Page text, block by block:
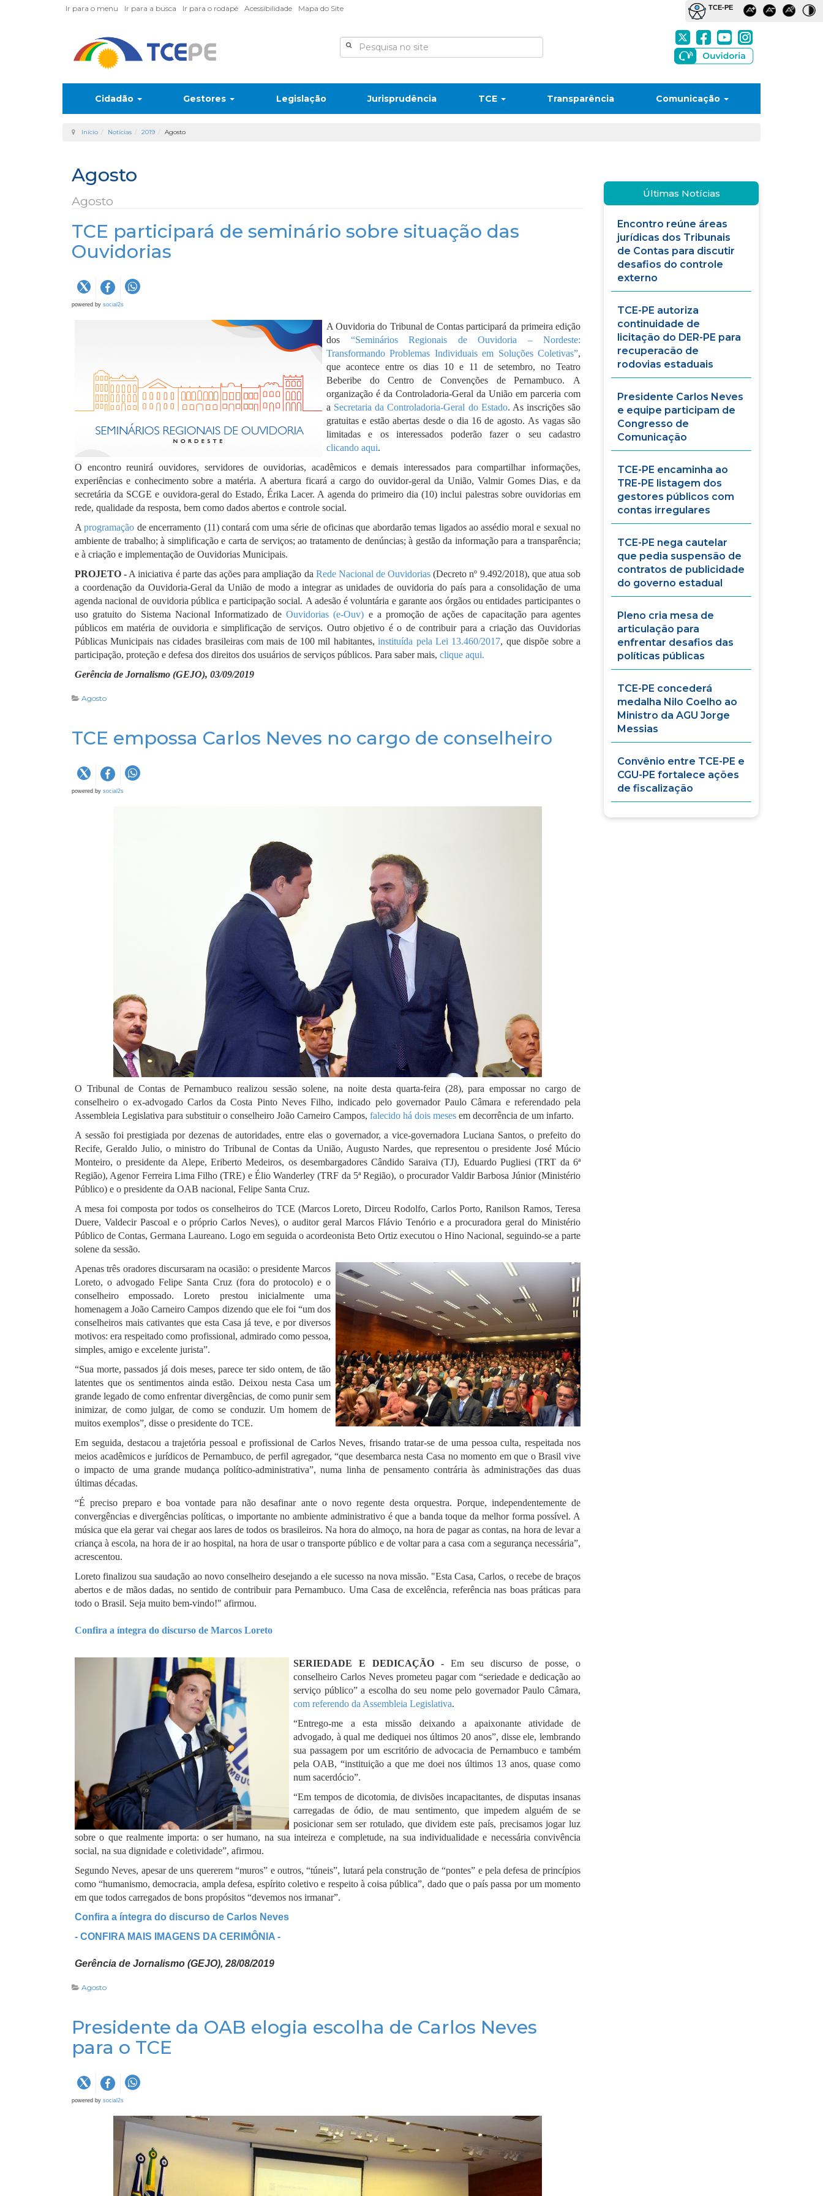
Ir para o menu Ir para a busca Ir para o rodapé Acessibilidade Mapa do Site
Cidadão Gestores Legislação Jurisprudência TCE Transparência Comunicação
Início Notícias 2019 Agosto
Agosto
Agosto
TCE participará de seminário sobre situação das
Ouvidorias
powered by social2s
A Ouvidoria do Tribunal de Contas participará da primeira edição
dos “Seminários Regionais de Ouvidoria – Nordeste:
Transformando Problemas Individuais em Soluções Coletivas”,
que acontece entre os dias 10 e 11 de setembro, no Teatro
Beberibe do Centro de Convenções de Pernambuco. A
organização é da Controladoria-Geral da União em parceria com
a Secretaria da Controladoria-Geral do Estado. As inscrições são
gratuitas e estão abertas desde o dia 16 de agosto. As vagas são
limitadas e os interessados poderão fazer o seu cadastro
clicando aqui.
O encontro reunirá ouvidores, servidores de ouvidorias, acadêmicos e demais interessados para compartilhar informações,
experiências e conhecimento sobre a matéria. A abertura ficará a cargo do ouvidor-geral da União, Valmir Gomes Dias, e da
secretária da SCGE e ouvidora-geral do Estado, Érika Lacer. A agenda do primeiro dia (10) inclui palestras sobre ouvidorias em
rede, qualidade da resposta, bem como dados abertos e controle social.
Aprogramação de encerramento (11) contará com uma série de oficinas que abordarão temas ligados ao assédio moral e sexual no
ambiente de trabalho; à simplificação e carta de serviços; ao tratamento de denúncias; à gestão da informação para a transparência;
e à criação e implementação de Ouvidorias Municipais.
PROJETO - A iniciativa é parte das ações para ampliação da Rede Nacional de Ouvidorias (Decreto nº 9.492/2018), que atua sob
a coordenação da Ouvidoria-Geral da União de modo a integrar as unidades de ouvidoria do país para a consolidação de uma
agenda nacional de ouvidoria pública e participação social. A adesão é voluntária e garante aos órgãos ou entidades participantes o
uso gratuito do Sistema Nacional Informatizado deOuvidorias (e-Ouv) e a promoção de ações de capacitação para agentes
públicos em matéria de ouvidoria e simplificação de serviços. Outro objetivo é o de contribuir para a criação das Ouvidorias
Públicas Municipais nas cidades brasileiras com mais de 100 mil habitantes,instituída pela Lei 13.460/2017, que dispõe sobre a
participação, proteção e defesa dos direitos dos usuários de serviços públicos. Para saber mais, clique aqui.
Gerência de Jornalismo (GEJO), 03/09/2019
Agosto
TCE empossa Carlos Neves no cargo de conselheiro
powered by social2s
O Tribunal de Contas de Pernambuco realizou sessão solene, na noite desta quarta-feira (28), para empossar no cargo de
conselheiro o ex-advogado Carlos da Costa Pinto Neves Filho, indicado pelo governador Paulo Câmara e referendado pela
Assembleia Legislativa para substituir o conselheiro João Carneiro Campos, falecido há dois meses em decorrência de um infarto.
A sessão foi prestigiada por dezenas de autoridades, entre elas o governador, a vice-governadora Luciana Santos, o prefeito do
Recife, Geraldo Julio, o ministro do Tribunal de Contas da União, Augusto Nardes, que representou o presidente José Múcio
Monteiro, o presidente da Alepe, Eriberto Medeiros, os desembargadores Cândido Saraiva (TJ), Eduardo Pugliesi (TRT da 6ª
Região), Agenor Ferreira Lima Filho (TRE) e Élio Wanderley (TRF da 5ª Região), o procurador Valdir Barbosa Júnior (Ministério
Público) e o presidente da OAB nacional, Felipe Santa Cruz.
A mesa foi composta por todos os conselheiros do TCE (Marcos Loreto, Dirceu Rodolfo, Carlos Porto, Ranilson Ramos, Teresa
Duere, Valdecir Pascoal e o próprio Carlos Neves), o auditor geral Marcos Flávio Tenório e a procuradora geral do Ministério
Público de Contas, Germana Laureano. Logo em seguida o acordeonista Beto Ortiz executou o Hino Nacional, seguindo-se a parte
solene da sessão.
Apenas três oradores discursaram na ocasião: o presidente Marcos
Loreto, o advogado Felipe Santa Cruz (fora do protocolo) e o
conselheiro empossado. Loreto prestou inicialmente uma
homenagem a João Carneiro Campos dizendo que ele foi “um dos
conselheiros mais cativantes que esta Casa já teve, e por diversos
motivos: era respeitado como profissional, admirado como pessoa,
simples, amigo e excelente jurista”.
“Sua morte, passados já dois meses, parece ter sido ontem, de tão
latentes que os sentimentos ainda estão. Deixou nesta Casa um
grande legado de como enfrentar divergências, de como punir sem
inimizar, de como julgar, de como se conduzir. Um homem de
muitos exemplos”, disse o presidente do TCE.
Em seguida, destacou a trajetória pessoal e profissional de Carlos Neves, frisando tratar-se de uma pessoa culta, respeitada nos
meios acadêmicos e jurídicos de Pernambuco, de perfil agregador, “que desembarca nesta Casa no momento em que o Brasil vive
o impacto de uma grande mudança político-administrativa”, numa linha de pensamento contrária às administrações das duas
últimas décadas.
“É preciso preparo e boa vontade para não desafinar ante o novo regente desta orquestra. Porque, independentemente de
convergências e divergências políticas, o importante no ambiente administrativo é que a banda toque da melhor forma possível. A
música que ela gerar vai chegar aos lares de todos os brasileiros. Na hora do almoço, na hora de pagar as contas, na hora de levar a
criança à escola, na hora de ir ao hospital, na hora de usar o transporte público e de voltar para a casa com a segurança necessária”,
acrescentou.
Loreto finalizou sua saudação ao novo conselheiro desejando a ele sucesso na nova missão. "Esta Casa, Carlos, o recebe de braços
abertos e de mãos dadas, no sentido de contribuir para Pernambuco. Uma Casa de excelência, referência nas boas práticas para
todo o Brasil. Seja muito bem-vindo!" afirmou.
Confira a íntegra do discurso de Marcos Loreto
SERIEDADE E DEDICAÇÃO - Em seu discurso de posse, o
conselheiro Carlos Neves prometeu pagar com “seriedade e dedicação ao
serviço público” a escolha do seu nome pelo governador Paulo Câmara,
com referendo da Assembleia Legislativa.
“Entrego-me a esta missão deixando a apaixonante atividade de
advogado, à qual me dediquei nos últimos 20 anos”, disse ele, lembrando
sua passagem por um escritório de advocacia de Pernambuco e também
pela OAB, “instituição a que me doei nos últimos 13 anos, quase como
num sacerdócio”.
“Em tempos de dicotomia, de divisões incapacitantes, de disputas insanas
carregadas de ódio, de mau sentimento, que impedem alguém de se
posicionar sem ser rotulado, que dividem este país, precisamos jogar luz
sobre o que realmente importa: o ser humano, na sua inteireza e completude, na sua individualidade e necessária convivência
social, na sua dignidade e coletividade”, afirmou.
Segundo Neves, apesar de uns quererem “muros” e outros, “túneis”, lutará pela construção de “pontes” e pela defesa de princípios
como “humanismo, democracia, ampla defesa, espírito coletivo e respeito à coisa pública”, dado que o país passa por um momento
em que todos carregados de bons propósitos “devemos nos irmanar”.
Confira a íntegra do discurso de Carlos Neves
- CONFIRA MAIS IMAGENS DA CERIMÔNIA -
Gerência de Jornalismo (GEJO), 28/08/2019
Agosto
Presidente da OAB elogia escolha de Carlos Neves
para o TCE
powered by social2s
Últimas Notícias
Encontro reúne áreas
jurídicas dos Tribunais
de Contas para discutir
desafios do controle
externo
TCE-PE autoriza
continuidade de
licitação do DER-PE para
recuperacão de
rodovias estaduais
Presidente Carlos Neves
e equipe participam de
Congresso de
Comunicação
TCE-PE encaminha ao
TRE-PE listagem dos
gestores públicos com
contas irregulares
TCE-PE nega cautelar
que pedia suspensão de
contratos de publicidade
do governo estadual
Pleno cria mesa de
articulação para
enfrentar desafios das
políticas públicas
TCE-PE concederá
medalha Nilo Coelho ao
Ministro da AGU Jorge
Messias
Convênio entre TCE-PE e
CGU-PE fortalece ações
de fiscalização